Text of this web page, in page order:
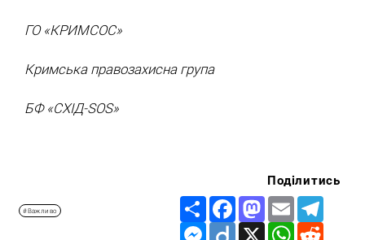
ГО «КРИМСОС»
Кримська правозахисна група
БФ «СХІД-SOS»
#Важливо
Поділитись
Share FacebookMastodon
Email
Messenger
Diigo X WhatsApp